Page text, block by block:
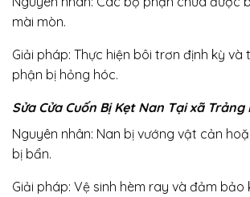
mài mòn.
Giải pháp: Thực hiện bôi trơn định kỳ
phận bị hỏng hóc.
Sửa Cửa Cuốn Bị Kẹt Nan Tại xã
Nguyên nhân: Nan bị vướng vật cản
bị bẩn.
Giải pháp: Vệ sinh hèm ray và đảm